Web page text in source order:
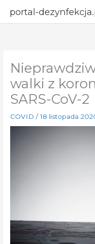
portal-
walki z
SARS-CoV-2
COVID /18 listopada